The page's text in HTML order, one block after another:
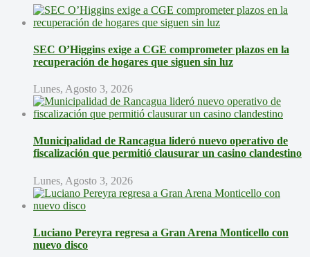
SEC O’Higgins exige a CGE comprometer plazos en la
recuperación de hogares que siguen sin luz
Lunes, Agosto 3, 2026
Municipalidad de Rancagua lideró nuevo operativo de
fiscalización que permitió clausurar un casino clandestino
Lunes, Agosto 3, 2026
Luciano Pereyra regresa a Gran Arena Monticello con
nuevo disco